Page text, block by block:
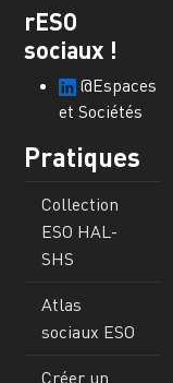
rESO
sociaux !
@Espaces
et Sociétés
Pratiques
Collection
ESO HAL-
SHS
Atlas
sociaux ESO
Créer un